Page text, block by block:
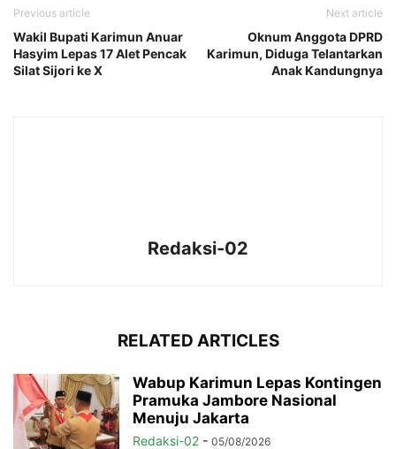
Previous article
Wakil Bupati Karimun Anuar
Hasyim Lepas 17 Alet Pencak
Silat Sijori ke X
Next article
Oknum Anggota DPRD
Karimun, Diduga Telantarkan
Anak Kandungnya
Redaksi-02
RELATED ARTICLES
Wabup Karimun Lepas Kontingen
Pramuka Jambore Nasional
Menuju Jakarta
Redaksi-02 - 05/08/2026